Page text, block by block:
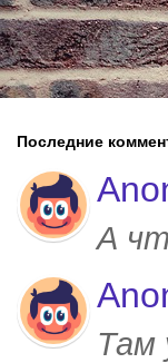
Последние
А
Там